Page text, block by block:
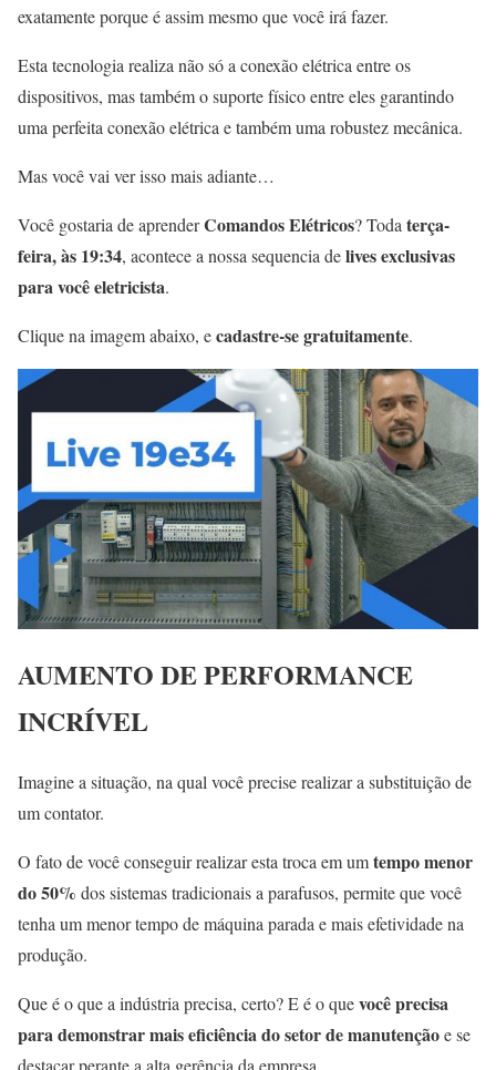
exatamente porque é assim mesmo que você irá fazer.
Esta tecnologia realiza não só a conexão elétrica entre os
dispositivos, mas também o suporte físico entre eles garantindo
uma perfeita conexão elétrica e também uma robustez mecânica.
Mas você vai ver isso mais adiante…
Você gostaria de aprenderComandos Elétricos? Todaterça-
feira, às 19:34, acontece a nossa sequencia delives exclusivas
para você eletricista.
Clique na imagem abaixo, ecadastre-se gratuitamente.
AUMENTO DE PERFORMANCE
INCRÍVEL
Imagine a situação, na qual você precise realizar a substituição de
um contator.
O fato de você conseguir realizar esta troca em umtempo menor
do 50% dos sistemas tradicionais a parafusos, permite que você
tenha um menor tempo de máquina parada e mais efetividade na
produção.
Que é o que a indústria precisa, certo? E é o quevocê precisa
para demonstrar mais eficiência do setor de manutençãoe se
destacar perante a alta gerência da empresa.